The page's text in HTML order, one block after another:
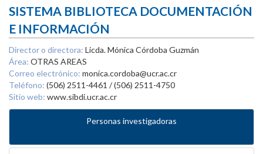
SISTEMA BIBLIOTECA DOCUMENTACIÓN
E INFORMACIÓN
Director o directora: Licda. Mónica Córdoba Guzmán
Área: OTRAS AREAS
Correo electrónico: monica.cordoba@ucr.ac.cr
Teléfono: (506) 2511-4461 / (506) 2511-4750
Sitio web: www.sibdi.ucr.ac.cr
Personas investigadoras